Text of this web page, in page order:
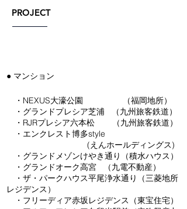
PROJECT
● マンション
・NEXUS大濠公園 （福岡地所）
・グランドプレシア芝浦 （九州旅客鉄道）
・RJRプレシア六本松 （九州旅客鉄道）
・エンクレスト博多style
(えんホールディングス)
・グランドメゾンけやき通り（積水ハウス）
・グランドオーク高宮 （九電不動産）
・ザ・パークハウス平尾浄水通り（三菱地所
レジデンス）
・フリーディア赤坂レジデンス（東宝住宅）